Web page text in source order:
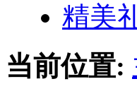
精美
当前位置: